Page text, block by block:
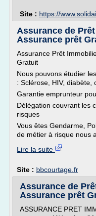
Site : https://
Assurance de
Assurance prêt
Assurance Prêt
Gratuit
Nous pouvons étudier
: Sclérose, HIV, diabète,
Garantie emprunteur
Délégation couvrant les
risques
Vous êtes Gendarme,
de métier à risque nous
Lire la suite
Site : bbcourtage.fr
Assurance de
Assurance prêt
ASSURANCE PRET